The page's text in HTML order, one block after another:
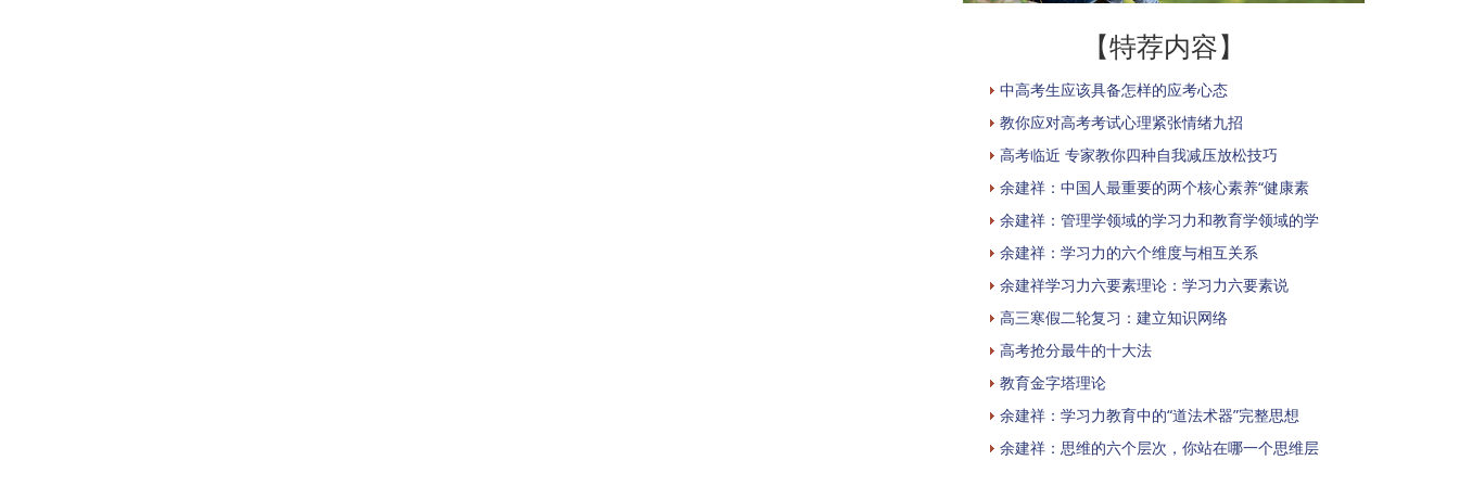
【特荐内容】
中高考生应该具备怎样的应考心态
教你应对高考考试心理紧张情绪九招
高考临近 专家教你四种自我减压放松技巧
余建祥：中国人最重要的两个核心素养“健康素
余建祥：管理学领域的学习力和教育学领域的学
余建祥：学习力的六个维度与相互关系
余建祥学习力六要素理论：学习力六要素说
高三寒假二轮复习：建立知识网络
高考抢分最牛的十大法
教育金字塔理论
余建祥：学习力教育中的“道法术器”完整思想
余建祥：思维的六个层次，你站在哪一个思维层